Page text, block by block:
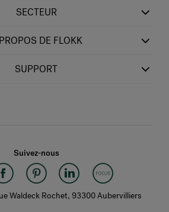
SECTEUR
DE FLOKK
SUPPORT
Suivez-nous
Waldeck Rochet, 93300 Aubervilliers